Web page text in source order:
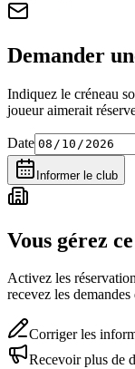
Demander
Indiquez le créneau
joueur aimerait
Date
Informer le club
Vous gérez
Activez les
recevez les
Corriger les
Recevoir plus de